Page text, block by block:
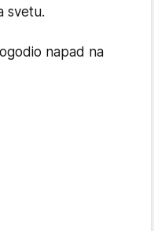
svetu.
napad na